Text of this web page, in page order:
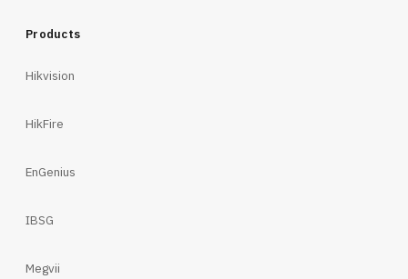
Products
Hikvision
HikFire
EnGenius
IBSG
Megvii